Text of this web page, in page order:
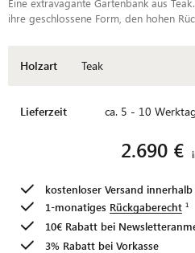
ihre geschlossene Form, den hohen
Holzart Teak
Lieferzeit ca. 5 - 10
2.690 €
kostenloser Versand innerhalb
1-monatiges Rückgaberecht
10€ Rabatt bei
3% Rabatt bei Vorkasse